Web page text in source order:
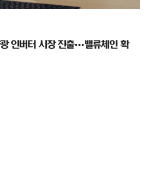
인버터 시장 진출…밸류체인 확